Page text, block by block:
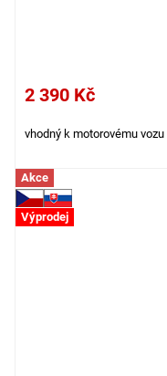
2 390 Kč
vhodný k motorovému vozu
Akce
Výprodej